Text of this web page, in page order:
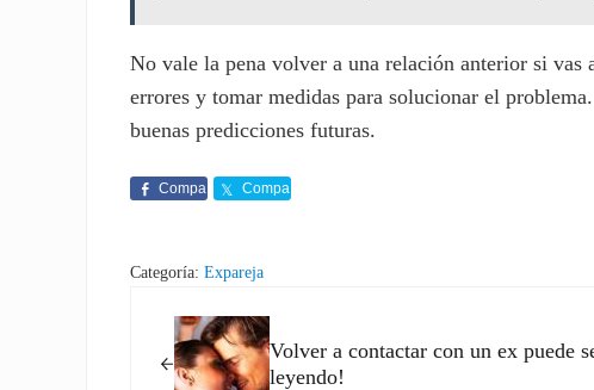
No vale la pena volver a una relación anterior si vas
errores y tomar medidas para solucionar el
buenas predicciones futuras.
Compa
Compa
Categoría:Expareja
Volver a contactar con un ex puede
leyendo!